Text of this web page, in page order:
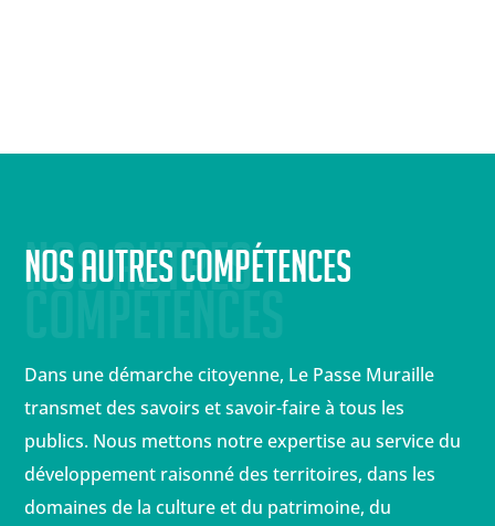
Nos autres
Nos autres compétences
Dans une démarche citoyenne, Le Passe Muraille
transmet des savoirs et savoir-faire à tous les
publics. Nous mettons notre expertise au service du
développement raisonné des territoires, dans les
domaines de la culture et du patrimoine, du